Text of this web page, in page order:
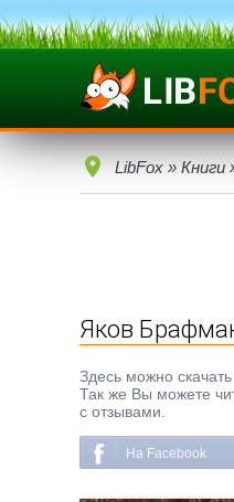
LibFox » Книги
Яков
Здесь можно
Так же Вы можете
с отзывами.
На Facebook